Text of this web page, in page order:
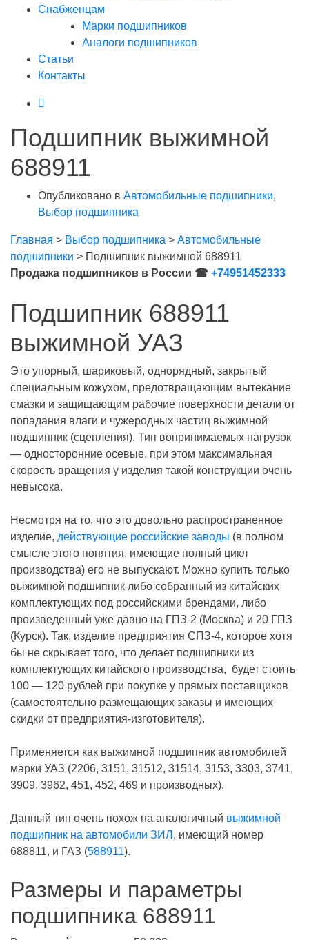
Снабженцам
Марки подшипников
Аналоги подшипников
Статьи
Контакты
Подшипник выжимной
688911
Опубликовано в Автомобильные подшипники,
Выбор подшипника
Главная > Выбор подшипника > Автомобильные
подшипники > Подшипник выжимной 688911
Продажа подшипников в России ☎ +74951452333
Подшипник 688911
выжимной УАЗ
Это упорный, шариковый, однорядный, закрытый
специальным кожухом, предотвращающим вытекание
смазки и защищающим рабочие поверхности детали от
попадания влаги и чужеродных частиц выжимной
подшипник (сцепления). Тип вопринимаемых нагрузок
— односторонние осевые, при этом максимальная
скорость вращения у изделия такой конструкции очень
невысока.
Несмотря на то, что это довольно распространенное
изделие, действующие российские заводы (в полном
смысле этого понятия, имеющие полный цикл
производства) его не выпускают. Можно купить только
выжимной подшипник либо собранный из китайских
комплектующих под российскими брендами, либо
произведенный уже давно на ГПЗ-2 (Москва) и 20 ГПЗ
(Курск). Так, изделие предприятия СПЗ-4, которое хотя
бы не скрывает того, что делает подшипники из
комплектующих китайского производства, будет стоить
100 — 120 рублей при покупке у прямых поставщиков
(самостоятельно размещающих заказы и имеющих
скидки от предприятия-изготовителя).
Применяется как выжимной подшипник автомобилей
марки УАЗ (2206, 3151, 31512, 31514, 3153, 3303, 3741,
3909, 3962, 451, 452, 469 и производных).
Данный тип очень похож на аналогичный выжимной
подшипник на автомобили ЗИЛ , имеющий номер
688811, и ГАЗ (588911).
Размеры и параметры
подшипника 688911